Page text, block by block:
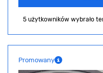
5 użytkowników wybrało
Promowany